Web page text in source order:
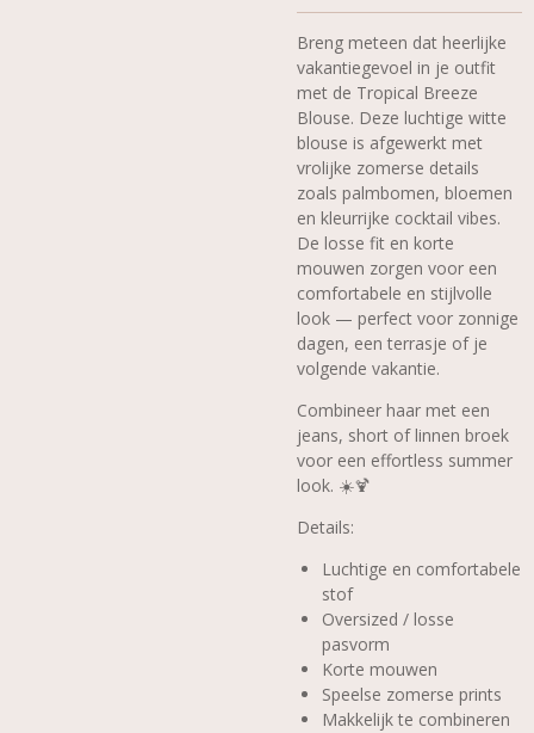
Breng meteen dat heerlijke
vakantiegevoel in je outfit
met de Tropical Breeze
Blouse. Deze luchtige witte
blouse is afgewerkt met
vrolijke zomerse details
zoals palmbomen, bloemen
en kleurrijke cocktail vibes.
De losse fit en korte
mouwen zorgen voor een
comfortabele en stijlvolle
look — perfect voor zonnige
dagen, een terrasje of je
volgende vakantie.
Combineer haar met een
jeans, short of linnen broek
voor een effortless summer
look. ☀️🍹
Details:
Luchtige en comfortabele
stof
Oversized / losse
pasvorm
Korte mouwen
Speelse zomerse prints
Makkelijk te combineren